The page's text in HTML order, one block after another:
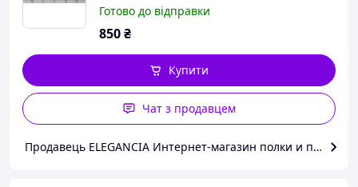
Готово до відправки
850₴
Купити
Чат з продавцем